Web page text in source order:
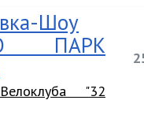
Шоу
ПАРК
"32